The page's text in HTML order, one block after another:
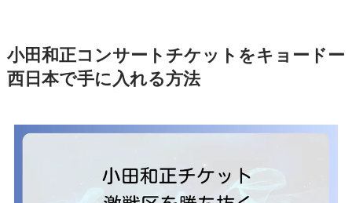
小田和正コンサートチケットをキョードー
西日本で手に入れる方法